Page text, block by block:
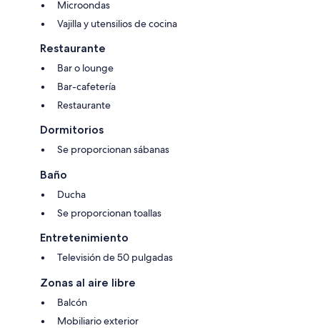
Microondas
Vajilla y utensilios de cocina
Restaurante
Bar o lounge
Bar-cafetería
Restaurante
Dormitorios
Se proporcionan sábanas
Baño
Ducha
Se proporcionan toallas
Entretenimiento
Televisión de 50 pulgadas
Zonas al aire libre
Balcón
Mobiliario exterior